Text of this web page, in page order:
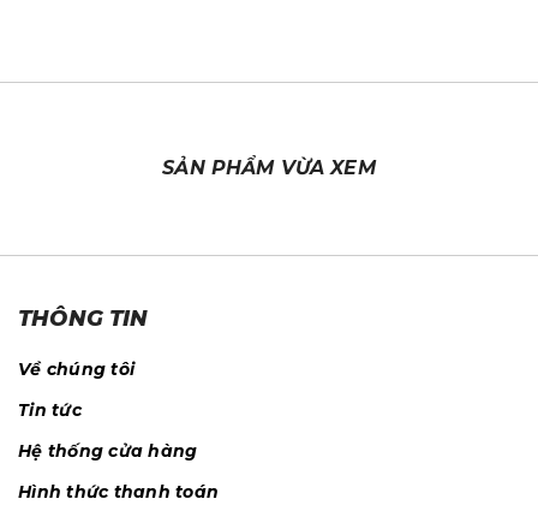
SẢN PHẨM VỪA XEM
THÔNG TIN
Về chúng tôi
Tin tức
Hệ thống cửa hàng
Hình thức thanh toán